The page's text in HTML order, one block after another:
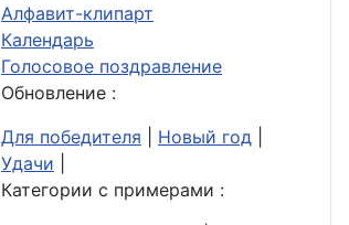
Алфавит-клипарт
Календарь
Голосовое поздравление
Обновление :
Для победителя
Новый год
Удачи
Категории с примерами :